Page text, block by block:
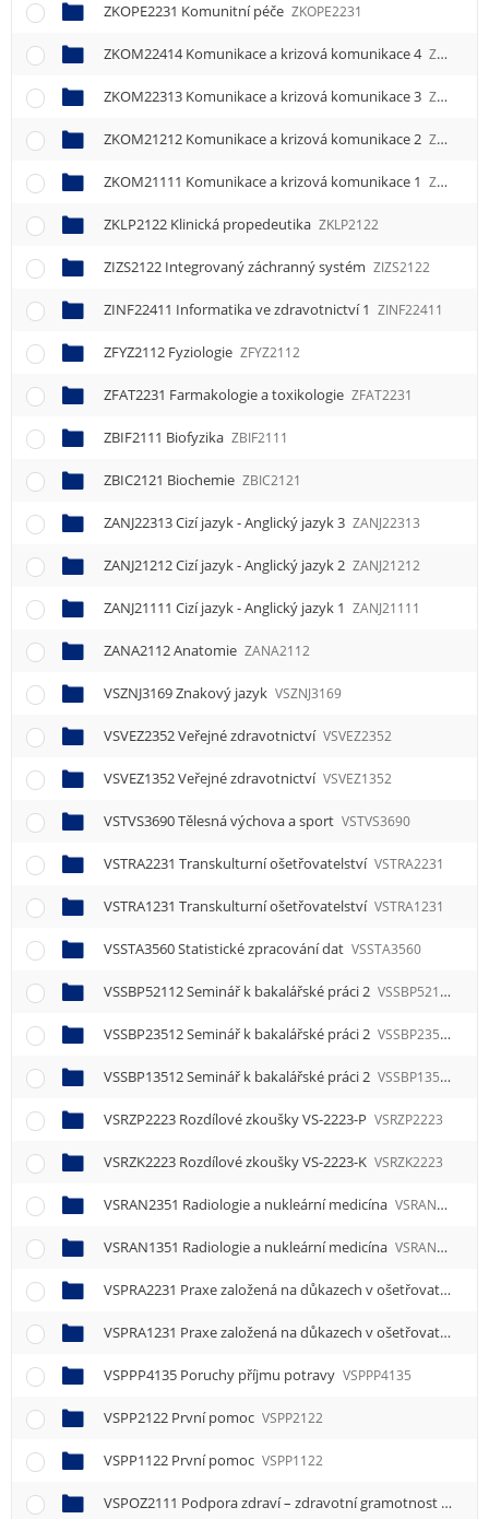
ZKOPE2231 Komunitní péče ZKOPE2231
ZKOM22414 Komunikace a krizová komunikace 4 ZKOM22414
ZKOM22313 Komunikace a krizová komunikace 3 ZKOM22313
ZKOM21212 Komunikace a krizová komunikace 2 ZKOM21212
ZKOM21111 Komunikace a krizová komunikace 1 ZKOM21111
ZKLP2122 Klinická propedeutika ZKLP2122
ZIZS2122 Integrovaný záchranný systém ZIZS2122
ZINF22411 Informatika ve zdravotnictví 1 ZINF22411
ZFYZ2112 Fyziologie ZFYZ2112
ZFAT2231 Farmakologie a toxikologie ZFAT2231
ZBIF2111 Biofyzika ZBIF2111
ZBIC2121 Biochemie ZBIC2121
ZANJ22313 Cizí jazyk - Anglický jazyk 3 ZANJ22313
ZANJ21212 Cizí jazyk - Anglický jazyk 2 ZANJ21212
ZANJ21111 Cizí jazyk - Anglický jazyk 1 ZANJ21111
ZANA2112 Anatomie ZANA2112
VSZNJ3169 Znakový jazyk VSZNJ3169
VSVEZ2352 Veřejné zdravotnictví VSVEZ2352
VSVEZ1352 Veřejné zdravotnictví VSVEZ1352
VSTVS3690 Tělesná výchova a sport VSTVS3690
VSTRA2231 Transkulturní ošetřovatelství VSTRA2231
VSTRA1231 Transkulturní ošetřovatelství VSTRA1231
VSSTA3560 Statistické zpracování dat VSSTA3560
VSSBP52112 Seminář k bakalářské práci 2 VSSBP52112
VSSBP23512 Seminář k bakalářské práci 2 VSSBP23512
VSSBP13512 Seminář k bakalářské práci 2 VSSBP13512
VSRZP2223 Rozdílové zkoušky VS-2223-P VSRZP2223
VSRZK2223 Rozdílové zkoušky VS-2223-K VSRZK2223
VSRAN2351 Radiologie a nukleární medicína VSRAN2351
VSRAN1351 Radiologie a nukleární medicína VSRAN1351
VSPRA2231 Praxe založená na důkazech v ošetřovatelství
VSPRA1231 Praxe založená na důkazech v ošetřovatelství
VSPPP4135 Poruchy příjmu potravy VSPPP4135
VSPP2122 První pomoc VSPP2122
VSPP1122 První pomoc VSPP1122
VSPOZ2111 Podpora zdraví – zdravotní gramotnost